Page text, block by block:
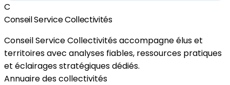
C
Conseil Service Collectivités
Conseil Service Collectivités accompagne élus et
territoires avec analyses fiables, ressources pratiques
et éclairages stratégiques dédiés.
Annuaire des collectivités